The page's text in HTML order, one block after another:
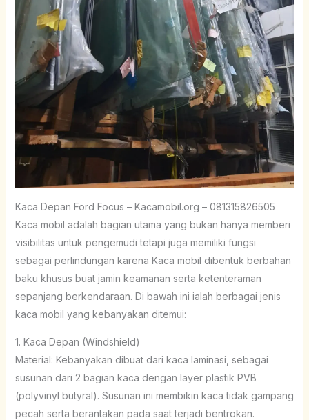
Kaca Depan Ford Focus – Kacamobil.org – 081315826505
Kaca mobil adalah bagian utama yang bukan hanya memberi
visibilitas untuk pengemudi tetapi juga memiliki fungsi
sebagai perlindungan karena Kaca mobil dibentuk berbahan
baku khusus buat jamin keamanan serta ketenteraman
sepanjang berkendaraan. Di bawah ini ialah berbagai jenis
kaca mobil yang kebanyakan ditemui:
1. Kaca Depan (Windshield)
Material: Kebanyakan dibuat dari kaca laminasi, sebagai
susunan dari 2 bagian kaca dengan layer plastik PVB
(polyvinyl butyral). Susunan ini membikin kaca tidak gampang
pecah serta berantakan pada saat terjadi bentrokan.